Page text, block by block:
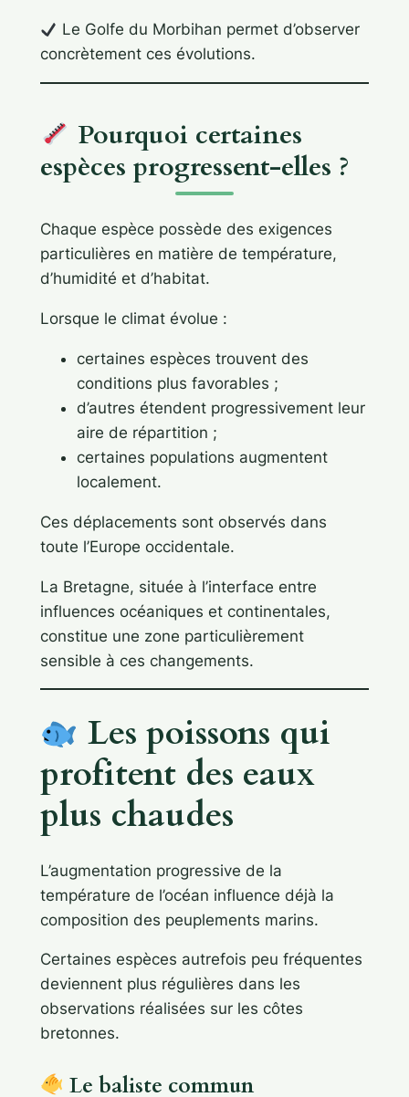
Le Golfe du Morbihan permet d’observer
concrètement ces évolutions.
Pourquoi certaines
espèces progressent-elles ?
Chaque espèce possède des exigences
particulières en matière de température,
d’humidité et d’habitat.
Lorsque le climat évolue :
certaines espèces trouvent des
conditions plus favorables ;
d’autres étendent progressivement leur
aire de répartition ;
certaines populations augmentent
localement.
Ces déplacements sont observés dans
toute l’Europe occidentale.
La Bretagne, située à l’interface entre
influences océaniques et continentales,
constitue une zone particulièrement
sensible à ces changements.
Les poissons qui
profitent des eaux
plus chaudes
L’augmentation progressive de la
température de l’océan influence déjà la
composition des peuplements marins.
Certaines espèces autrefois peu fréquentes
deviennent plus régulières dans les
observations réalisées sur les côtes
bretonnes.
Le baliste commun